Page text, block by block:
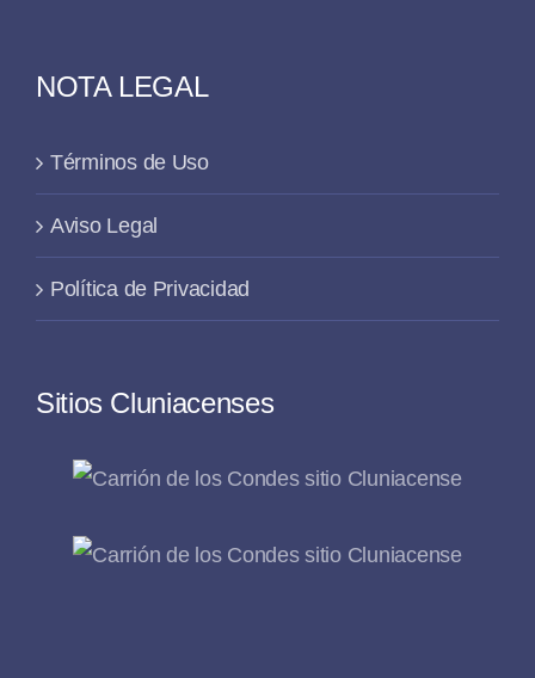
NOTA LEGAL
Términos de Uso
Aviso Legal
Política de Privacidad
Sitios Cluniacenses